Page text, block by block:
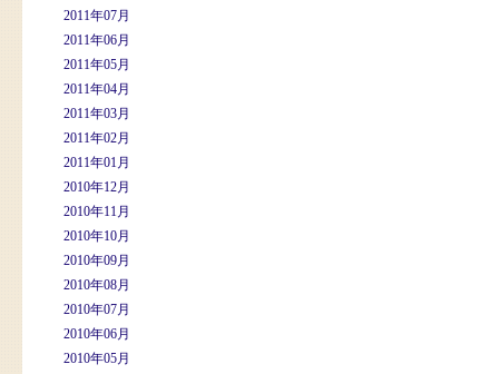
2011年07月
2011年06月
2011年05月
2011年04月
2011年03月
2011年02月
2011年01月
2010年12月
2010年11月
2010年10月
2010年09月
2010年08月
2010年07月
2010年06月
2010年05月